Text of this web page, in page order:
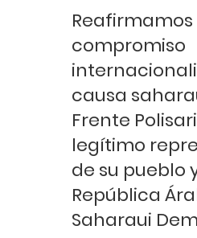
compromiso
causa
Frente
legítimo
de su pueblo
República
Saharaui